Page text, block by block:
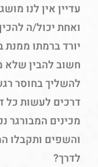
עדיין אין לנו
ואחת יכול/ה
יורד ברמתו
חשוב להבין שלא
להשליך בחוסר
דרכים לעשות כל
מכינים המבורגר
והשפים ותקבלו
לדרך?